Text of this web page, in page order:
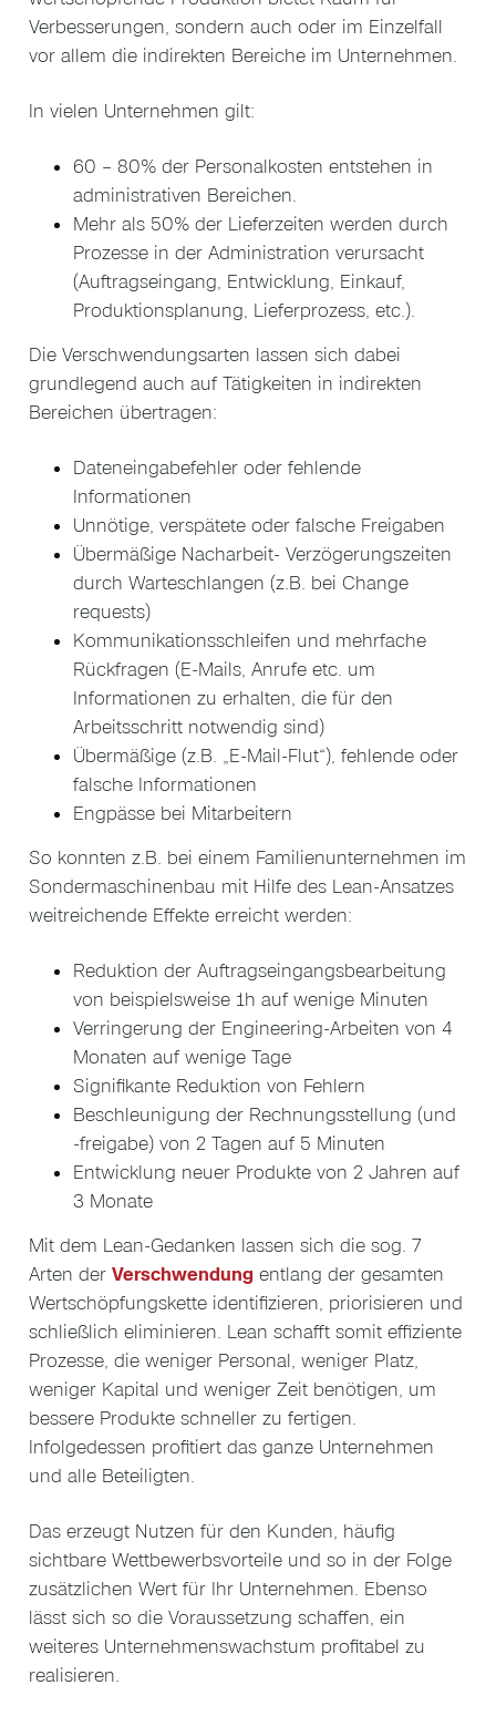
Verbesserungen, sondern auch oder im Einzelfall
vor allem die indirekten Bereiche im Unternehmen.
In vielen Unternehmen gilt:
60 – 80% der Personalkosten entstehen in
administrativen Bereichen.
Mehr als 50% der Lieferzeiten werden durch
Prozesse in der Administration verursacht
(Auftragseingang, Entwicklung, Einkauf,
Produktionsplanung, Lieferprozess, etc.).
Die Verschwendungsarten lassen sich dabei
grundlegend auch auf Tätigkeiten in indirekten
Bereichen übertragen:
Dateneingabefehler oder fehlende
Informationen
Unnötige, verspätete oder falsche Freigaben
Übermäßige Nacharbeit- Verzögerungszeiten
durch Warteschlangen (z.B. bei Change
requests)
Kommunikationsschleifen und mehrfache
Rückfragen (E-Mails, Anrufe etc. um
Informationen zu erhalten, die für den
Arbeitsschritt notwendig sind)
Übermäßige (z.B. „E-Mail-Flut“), fehlende oder
falsche Informationen
Engpässe bei Mitarbeitern
So konnten z.B. bei einem Familienunternehmen im
Sondermaschinenbau mit Hilfe des Lean-Ansatzes
weitreichende Effekte erreicht werden:
Reduktion der Auftragseingangsbearbeitung
von beispielsweise 1h auf wenige Minuten
Verringerung der Engineering-Arbeiten von 4
Monaten auf wenige Tage
Signifikante Reduktion von Fehlern
Beschleunigung der Rechnungsstellung (und
-freigabe) von 2 Tagen auf 5 Minuten
Entwicklung neuer Produkte von 2 Jahren auf
3 Monate
Mit dem Lean-Gedanken lassen sich die sog. 7
Arten der Verschwendung entlang der gesamten
Wertschöpfungskette identifizieren, priorisieren und
schließlich eliminieren. Lean schafft somit effiziente
Prozesse, die weniger Personal, weniger Platz,
weniger Kapital und weniger Zeit benötigen, um
bessere Produkte schneller zu fertigen.
Infolgedessen profitiert das ganze Unternehmen
und alle Beteiligten.
Das erzeugt Nutzen für den Kunden, häufig
sichtbare Wettbewerbsvorteile und so in der Folge
zusätzlichen Wert für Ihr Unternehmen. Ebenso
lässt sich so die Voraussetzung schaffen, ein
weiteres Unternehmenswachstum profitabel zu
realisieren.